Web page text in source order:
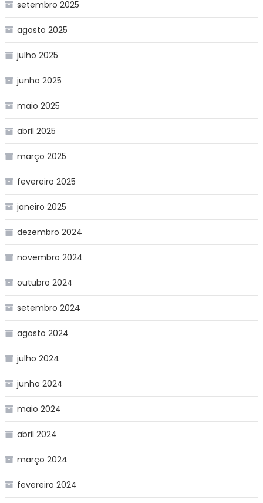
setembro 2025
agosto 2025
julho 2025
junho 2025
maio 2025
abril 2025
março 2025
fevereiro 2025
janeiro 2025
dezembro 2024
novembro 2024
outubro 2024
setembro 2024
agosto 2024
julho 2024
junho 2024
maio 2024
abril 2024
março 2024
fevereiro 2024